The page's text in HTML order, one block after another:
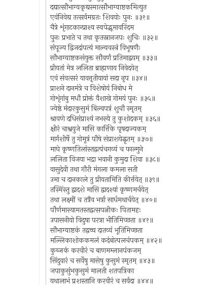
दद्यात्सौभाग्यकृद्यस्मात्सौभाग्याष्टकमित्युत
एवंनिवेद्य तत्सर्वमग्रतः शिवयोः पुनः ॥३१॥
चैत्रे शृंगाटकान्प्राश्य स्वपेद्भूमावरिंदम
पुनः प्रभाते च तथा कृतस्नानजपः शुचिः ॥३२॥
संपूज्य द्विजदांपत्यं माल्यवस्त्रं विभूषणैः
सौभाग्याष्टकसंयुक्त सौवर्णं प्रतिमाद्वयम् ॥३३॥
प्रीयतां मेत्र ललिता ब्राह्मणाय निवेदयेत्
एवं संवत्सरं यावत्तृतीयायां सदा नृप ॥३४॥
प्राशने दानमंत्रे च विशेषोयं निबोध मे
गोशृंगांबु मधौ प्रोक्तं वैशाखे गोमयं पुनः ॥३५॥
ज्येष्ठे मंदारकुसुमं बिल्वपत्रं शुचौ स्मृतम्
श्रावणे दधिसंप्राश्यं नभस्ये तु कुशोदकम् ॥३६॥
क्षीरं चाश्वयुजे मासि कार्त्तिके पृषदाज्यकम्
मार्गशीर्षे तु गोमूत्रं पौषे संप्राशयेद्घृतम् ॥३७॥
माघे कृष्णतिलांस्तद्वत्पंचगव्यं च फाल्गुने
ललिता विजया भद्रा भवानी कुमुदा शिवा ॥३८॥
वासुदेवी तथा गौरी मंगला कमला सती
उमा च दानकाले तु प्रीयतामिति कीर्त्तयेत् ॥३९॥
तस्मिंस्तु द्वादशे मासि द्वादश्यां कृष्णमर्चयेत्
तथा लक्ष्मीं च तत्रैव भर्त्रा सार्धमथार्चयेत् ॥४०॥
पौर्णमास्यामतस्तद्वत्सपत्नीकः पितामहः
उपासनीयो विदुषा परत्रा भीतिमिच्छता ॥४१॥
सौभाग्याष्टकं तद्वच्च दातव्यं भूतिमिच्छता
मल्लिकाशोककमलं कदंबोत्पलचंपकम् ॥४२॥
कुब्जकं करवीरं च बाणमम्लानपंकजम्
सिंदुवारं च सर्वेषु मासेषु कुसुमं स्मृतम् ॥४३॥
जपाकुसुंभकुसुमं मालती शतपत्रिका
यथालाभं प्रशस्तानि करवीरं च सर्वदा ॥४४॥